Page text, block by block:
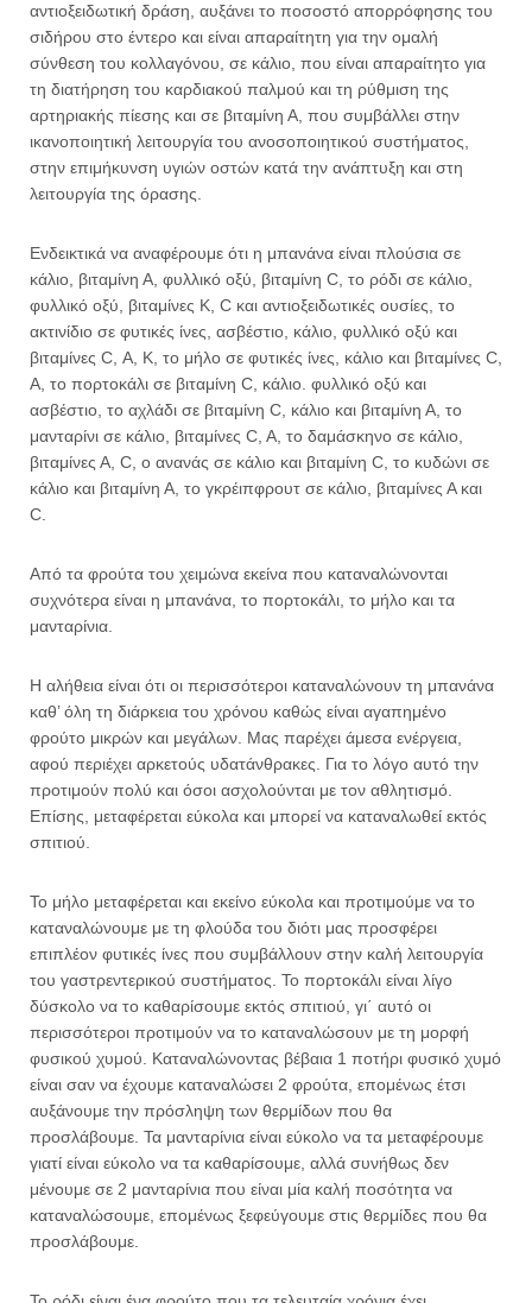
αντιοξειδωτική δράση, αυξάνει το ποσοστό απορρόφησης του
σιδήρου στο έντερο και είναι απαραίτητη για την ομαλή
σύνθεση του κολλαγόνου, σε κάλιο, που είναι απαραίτητο για
τη διατήρηση του καρδιακού παλμού και τη ρύθμιση της
αρτηριακής πίεσης και σε βιταμίνη Α, που συμβάλλει στην
ικανοποιητική λειτουργία του ανοσοποιητικού συστήματος,
στην επιμήκυνση υγιών οστών κατά την ανάπτυξη και στη
λειτουργία της όρασης.
Ενδεικτικά να αναφέρουμε ότι η μπανάνα είναι πλούσια σε
κάλιο, βιταμίνη Α, φυλλικό οξύ, βιταμίνη C, το ρόδι σε κάλιο,
φυλλικό οξύ, βιταμίνες Κ, C και αντιοξειδωτικές ουσίες, το
ακτινίδιο σε φυτικές ίνες, ασβέστιο, κάλιο, φυλλικό οξύ και
βιταμίνες C, Α, Κ, το μήλο σε φυτικές ίνες, κάλιο και βιταμίνες C,
Α, το πορτοκάλι σε βιταμίνη C, κάλιο. φυλλικό οξύ και
ασβέστιο, το αχλάδι σε βιταμίνη C, κάλιο και βιταμίνη Α, το
μανταρίνι σε κάλιο, βιταμίνες C, A, το δαμάσκηνο σε κάλιο,
βιταμίνες Α, C, ο ανανάς σε κάλιο και βιταμίνη C, το κυδώνι σε
κάλιο και βιταμίνη Α, το γκρέιπφρουτ σε κάλιο, βιταμίνες Α και
C.
Από τα φρούτα του χειμώνα εκείνα που καταναλώνονται
συχνότερα είναι η μπανάνα, το πορτοκάλι, το μήλο και τα
μανταρίνια.
Η αλήθεια είναι ότι οι περισσότεροι καταναλώνουν τη μπανάνα
καθ’ όλη τη διάρκεια του χρόνου καθώς είναι αγαπημένο
φρούτο μικρών και μεγάλων. Μας παρέχει άμεσα ενέργεια,
αφού περιέχει αρκετούς υδατάνθρακες. Για το λόγο αυτό την
προτιμούν πολύ και όσοι ασχολούνται με τον αθλητισμό.
Επίσης, μεταφέρεται εύκολα και μπορεί να καταναλωθεί εκτός
σπιτιού.
Το μήλο μεταφέρεται και εκείνο εύκολα και προτιμούμε να το
καταναλώνουμε με τη φλούδα του διότι μας προσφέρει
επιπλέον φυτικές ίνες που συμβάλλουν στην καλή λειτουργία
του γαστρεντερικού συστήματος. Το πορτοκάλι είναι λίγο
δύσκολο να το καθαρίσουμε εκτός σπιτιού, γι΄ αυτό οι
περισσότεροι προτιμούν να το καταναλώσουν με τη μορφή
φυσικού χυμού. Καταναλώνοντας βέβαια 1 ποτήρι φυσικό χυμό
είναι σαν να έχουμε καταναλώσει 2 φρούτα, επομένως έτσι
αυξάνουμε την πρόσληψη των θερμίδων που θα
προσλάβουμε. Τα μανταρίνια είναι εύκολο να τα μεταφέρουμε
γιατί είναι εύκολο να τα καθαρίσουμε, αλλά συνήθως δεν
μένουμε σε 2 μανταρίνια που είναι μία καλή ποσότητα να
καταναλώσουμε, επομένως ξεφεύγουμε στις θερμίδες που θα
προσλάβουμε.